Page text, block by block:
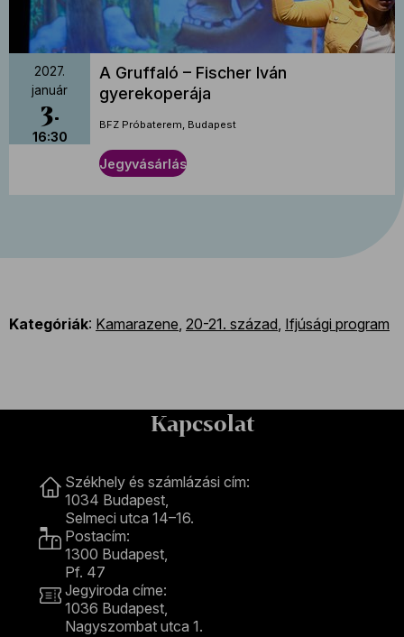
2027.
január
3
16:30
A Gruffaló – Fischer Iván
gyerekoperája
BFZ Próbaterem, Budapest
Jegyvásárlás
Kategóriák: Kamarazene 20-21. század Ifjúsági program
Kapcsolat
Székhely és számlázási cím:
1034 Budapest,
Selmeci utca 14–16.
Postacím:
1300 Budapest,
Pf. 47
Jegyiroda címe:
1036 Budapest,
Nagyszombat utca 1.